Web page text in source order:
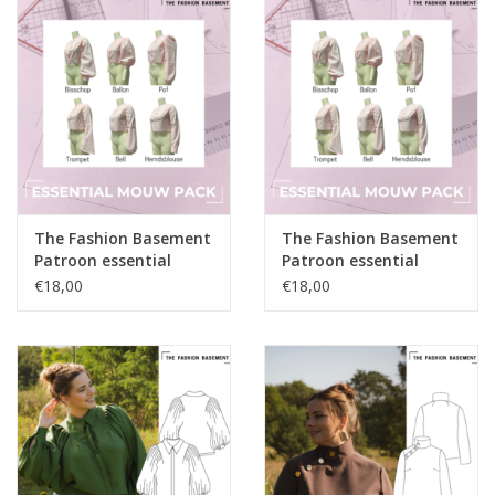
The Fashion Basement
Patroon essential
mouwpack - bij
€18,00
The Fashion Basement
Patroon essential
mouwpack - bij
€18,00